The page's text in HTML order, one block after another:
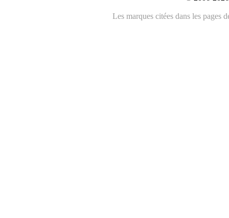
Les marques citées dans les pages